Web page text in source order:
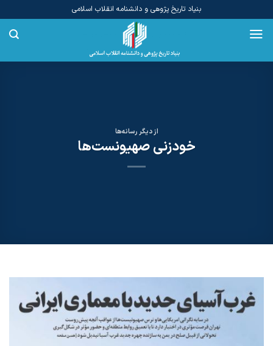
to
content
بنیاد تاریخ پژوهی و دانشنامه انقلاب اسلامی
از دیگر رسانه‌ها
خودزنی صهیونست‌ها